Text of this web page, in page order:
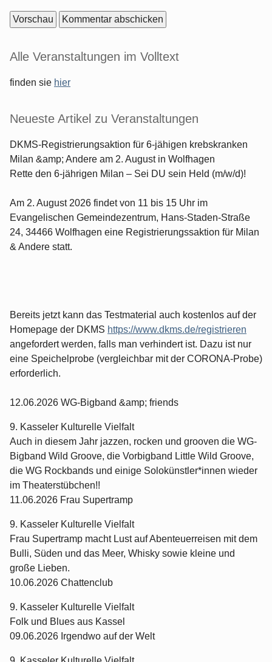
Seitenleiste
Alle Veranstaltungen im Volltext
finden sie hier
Neueste Artikel zu Veranstaltungen
DKMS-Registrierungsaktion für 6-jähigen krebskranken
Milan &amp; Andere am 2. August in Wolfhagen
Rette den 6-jährigen Milan – Sei DU sein Held (m/w/d)!
Am 2. August 2026 findet von 11 bis 15 Uhr im
Evangelischen Gemeindezentrum, Hans-Staden-Straße
24, 34466 Wolfhagen eine Registrierungssaktion für Milan
& Andere statt.
Bereits jetzt kann das Testmaterial auch kostenlos auf der
Homepage der DKMS https://www.dkms.de/registrieren
angefordert werden, falls man verhindert ist. Dazu ist nur
eine Speichelprobe (vergleichbar mit der CORONA-Probe)
erforderlich.
12.06.2026 WG-Bigband &amp; friends
9. Kasseler Kulturelle Vielfalt
Auch in diesem Jahr jazzen, rocken und grooven die WG-
Bigband Wild Groove, die Vorbigband Little Wild Groove,
die WG Rockbands und einige Solokünstler*innen wieder
im Theaterstübchen!!
11.06.2026 Frau Supertramp
9. Kasseler Kulturelle Vielfalt
Frau Supertramp macht Lust auf Abenteuerreisen mit dem
Bulli, Süden und das Meer, Whisky sowie kleine und
große Lieben.
10.06.2026 Chattenclub
9. Kasseler Kulturelle Vielfalt
Folk und Blues aus Kassel
09.06.2026 Irgendwo auf der Welt